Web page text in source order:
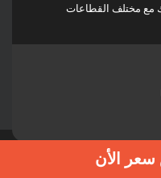
الأن
مع مختلف القطاعات
Copyright 2026 by DoubleClick